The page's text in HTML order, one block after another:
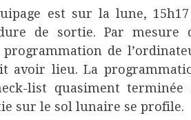
est sur la lune,
de sortie. Par mesure
de
avoir lieu. La
list quasiment terminée
sur le sol lunaire se profile.